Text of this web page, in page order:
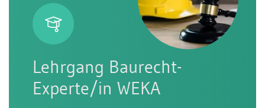
Lehrgang Baurecht-
Experte/in WEKA